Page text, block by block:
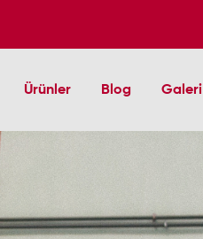
Ürünler Blog Galeri